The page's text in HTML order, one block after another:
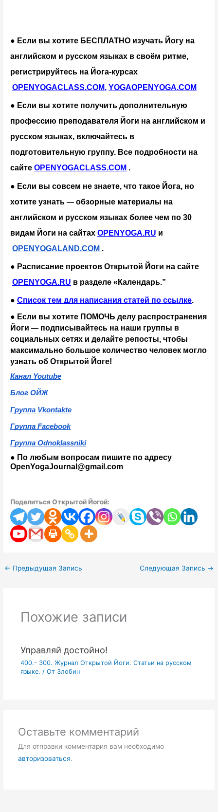
● Если вы хотите БЕСПЛАТНО изучать Йогу на
английском и русском языках в своём ритме,
регистрируйтесь на Йога-курсах
OPENYOGACLASS.COM, YOGAOPENYOGA.COM
● Если вы хотите получить дополнительную
профессию преподавателя Йоги на английском и
русском языках, включайтесь в
подготовительную группу. Все подробности на
сайте OPENYOGACLASS.COM .
● Если вы совсем не знаете, что такое Йога, но
хотите узнать — обзорные материалы на
английском и русском языках более чем по 30
видам Йоги на сайтах OPENYOGA.RU и
OPENYOGALAND.COM .
● Расписание проектов Открытой Йоги на сайте
OPENYOGA.RU в разделе «Календарь.”
● Список тем для написания статей по ссылке.
● Если вы хотите ПОМОЧЬ делу распространения
Йоги — подписывайтесь на наши группы в
социальных сетях и делайте репосты, чтобы
максимально большое количество человек могло
узнать об Открытой Йоге!
Канал Youtube
Блог ОЙЖ
Группа Vkontakte
Группа Facebook
Группа Odnoklassniki
● По любым вопросам пишите по адресу
OpenYogaJournal@gmail.com
Поделиться Открытой Йогой:
← Предыдущая Запись Следующая Запись →
Похожие записи
Управляй достойно!
400.- 300. Журнал Открытой Йоги. Статьи на русском
языке. / От Злобин
Оставьте комментарий
Для отправки комментария вам необходимо
авторизоваться.